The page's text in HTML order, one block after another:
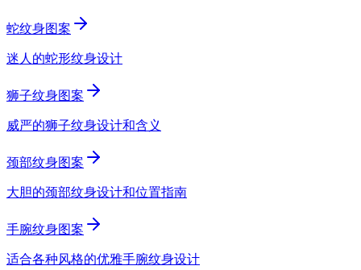
蛇纹身图案
迷人的蛇形纹身设计
狮子纹身图案
威严的狮子纹身设计和含义
颈部纹身图案
大胆的颈部纹身设计和位置指南
手腕纹身图案
适合各种风格的优雅手腕纹身设计